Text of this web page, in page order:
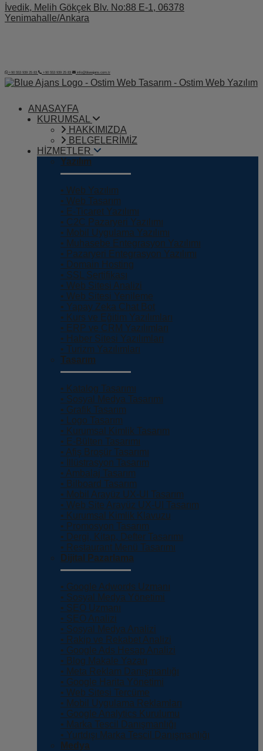
İvedik, Melih Gökçek Blv. No:88 E-1, 06378
Yenimahalle/Ankara
+90 553 939 25 83 +90 553 939 25 83 info@blueajans.com.tr
ANASAYFA
KURUMSAL
HAKKIMIZDA
BELGELERİMİZ
HİZMETLER
Yazılım
• Web Yazılım
• Web Tasarım
• E-Ticaret Yazılımı
• C2C Pazaryeri Yazılımı
• Mobil Uygulama Yazılımı
• Muhasebe Entegrasyon Yazılımı
• Pazaryeri Entegrasyon Yazılımı
• Domain Hosting
• SSL Sertifikası
• Web Sitesi Analizi
• Web Sitesi Yenileme
• Yapay Zeka Chat Bot
• Kurs ve Eğitim Yazılımları
• ERP ve CRM Yazılımları
• Haber Sitesi Yazılımları
• Turizm Yazılımları
Tasarım
• Katalog Tasarımı
• Sosyal Medya Tasarımı
• Grafik Tasarım
• Logo Tasarım
• Kurumsal Kimlik Tasarım
• E-Bülten Tasarımı
• Afiş Broşür Tasarımı
• İllüstrasyon Tasarım
• Ambalaj Tasarım
• Bilboard Tasarım
• Mobil Arayüz UX-UI Tasarım
• Web Site Arayüz UX-UI Tasarım
• Kurumsal Kimlik Klavuzu
• Promosyon Tasarım
• Dergi, Kitap, Defter Tasarımı
• Restaurant Menü Tasarımı
Dijital Pazarlama
• Google Adwords Uzmanı
• Sosyal Medya Yönetimi
• SEO Uzmanı
• SEO Analizi
• Sosyal Medya Analizi
• Rakip ve Rekabet Analizi
• Google Ads Hesap Analizi
• Blog Makale Yazarı
• Meta Reklam Danışmanlığı
• Google Harita Yönetimi
• Web Sitesi Tercüme
• Mobil Uygulama Reklamları
• Google Analytics Kurulumu
• Marka Tescil Danışmanlığı
• Yurtdışı Marka Tescil Danışmanlığı
Medya